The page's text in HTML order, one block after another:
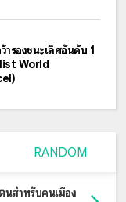
รองชนะเลิศอันดับ 1
World
RANDOM
สำหรับคนเมือง